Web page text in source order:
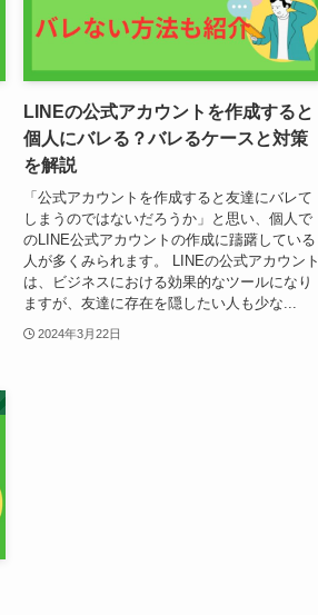
LINEの公式アカウントを作成すると
個人にバレる？バレるケースと対策
を解説
「公式アカウントを作成すると友達にバレて
しまうのではないだろうか」と思い、個人で
のLINE公式アカウントの作成に躊躇している
人が多くみられます。 LINEの公式アカウント
は、ビジネスにおける効果的なツールになり
ますが、友達に存在を隠したい人も少な...
2024年3月22日